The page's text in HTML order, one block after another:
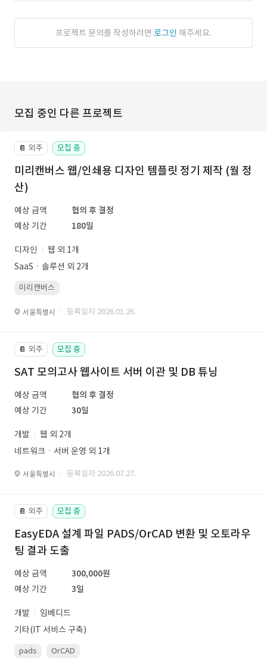
프로젝트 문의를 작성하려면 로그인 해주세요.
모집 중인 다른 프로젝트
📔 외주 모집 중
미리캔버스 웹/인쇄용 디자인 템플릿 정기 제작 (월 정
산)
예상 금액
협의 후 결정
예상 기간
180일
디자인
웹 외 1개
SaaSㆍ솔루션 외 2개
미리캔버스
서울특별시 · 등록일자 2026.01.26.
📔 외주 모집 중
SAT 모의고사 웹사이트 서버 이관 및 DB 튜닝
예상 금액
협의 후 결정
예상 기간
30일
개발
웹 외 2개
네트워크ㆍ서버 운영 외 1개
서울특별시 · 등록일자 2026.07.27.
📔 외주 모집 중
EasyEDA 설계 파일 PADS/OrCAD 변환 및 오토라우
팅 결과 도출
예상 금액
300,000원
예상 기간
3일
개발
임베디드
기타(IT 서비스 구축)
pads OrCAD